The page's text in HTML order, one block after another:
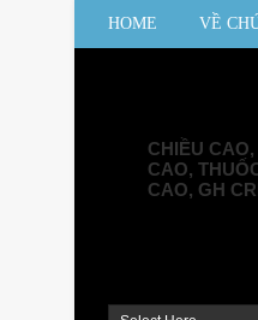
HOME VỀ
CHIỀU
CAO,
CAO, GH